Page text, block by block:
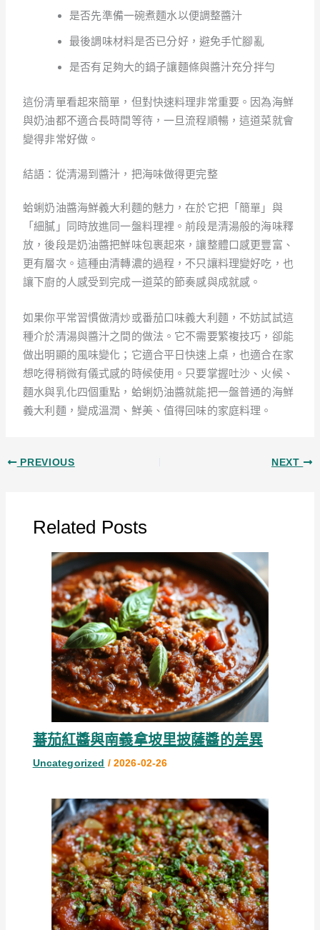
是否先準備一碗煮麵水以便調整醬汁
最後調味材料是否已分好，避免手忙腳亂
是否有足夠大的鍋子讓麵條與醬汁充分拌勻
這份清單看起來簡單，但對快速料理非常重要。因為海鮮
與奶油都不適合長時間等待，一旦流程順暢，這道菜就會
變得非常好做。
結語：從清湯到醬汁，把海味做得更完整
蛤蜊奶油醬海鮮義大利麵的魅力，在於它把「簡單」與
「細膩」同時放進同一盤料理裡。前段是清湯般的海味釋
放，後段是奶油醬把鮮味包裹起來，讓整體口感更豐富、
更有層次。這種由清轉濃的過程，不只讓料理變好吃，也
讓下廚的人感受到完成一道菜的節奏感與成就感。
如果你平常習慣做清炒或番茄口味義大利麵，不妨試試這
種介於清湯與醬汁之間的做法。它不需要繁複技巧，卻能
做出明顯的風味變化；它適合平日快速上桌，也適合在家
想吃得稍微有儀式感的時候使用。只要掌握吐沙、火候、
麵水與乳化四個重點，蛤蜊奶油醬就能把一盤普通的海鮮
義大利麵，變成溫潤、鮮美、值得回味的家庭料理。
PREVIOUS NEXT
Related Posts
蕃茄紅醬與南義拿坡里披薩醬的差異
Uncategorized / 2026-02-26